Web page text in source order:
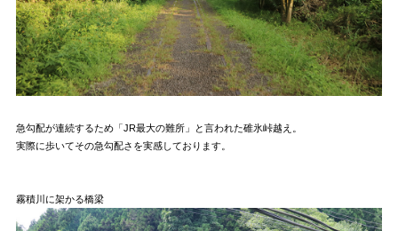
急勾配が連続するため「JR最大の難所」と言われた碓氷峠越え。
実際に歩いてその急勾配さを実感しております。
霧積川に架かる橋梁